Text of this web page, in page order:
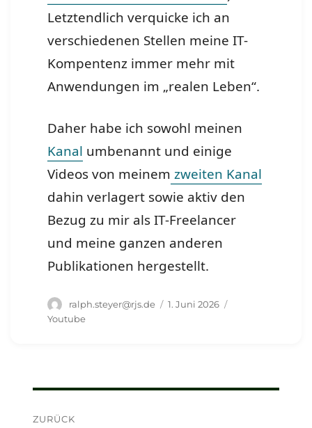
Letztendlich verquicke ich an
verschiedenen Stellen meine IT-
Kompentenz immer mehr mit
Anwendungen im „realen Leben“.
Daher habe ich sowohl meinen
Kanal umbenannt und einige
Videos von meinem zweiten Kanal
dahin verlagert sowie aktiv den
Bezug zu mir als IT-Freelancer
und meine ganzen anderen
Publikationen hergestellt.
Autor
ralph.steyer@rjs.de
Veröffentlicht
1. Juni 2026
Youtube
ZURÜCK